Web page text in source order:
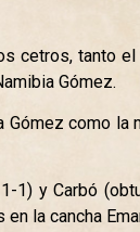
cetros, tanto
Gómez.
como
1) y Carbó
la cancha